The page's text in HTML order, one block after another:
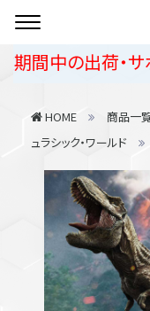
中の出荷・サポー
HOME 商品一
ュラシック・ワールド